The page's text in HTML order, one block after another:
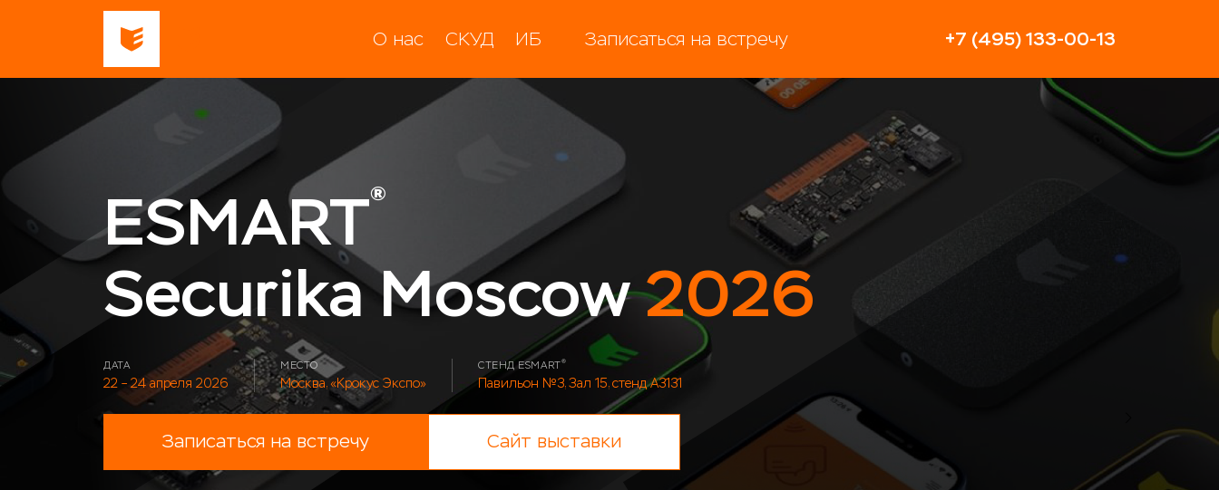
О нас СКУД ИБ Записаться на встречу +7 (495) 133-00-13
ESMART®
Securika Moscow2026
ДАТА
22 – 24 апреля 2026
МЕСТО
Москва, «Крокус Экспо»
СТЕНД ESMART®
Павильон №3, Зал 15, стенд A3131
Записаться на встречу Сайт выставки